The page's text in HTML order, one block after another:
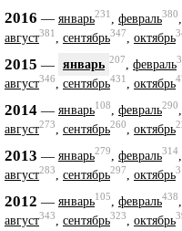
2016 — январь231 февраль380
август381 сентябрь347 октябрь
2015 — январь 207, февраль
август346 сентябрь431 октябрь
2014 — январь108, февраль290
август273 сентябрь260 октябрь
2013 — январь279, февраль314
август283 сентябрь297 октябрь
2012 — январь105, февраль438
август343, сентябрь323, октябрь